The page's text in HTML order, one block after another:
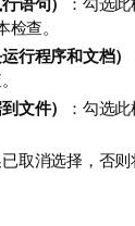
查。
行程序和文档）
文件）
：勾选
取消选择，否则